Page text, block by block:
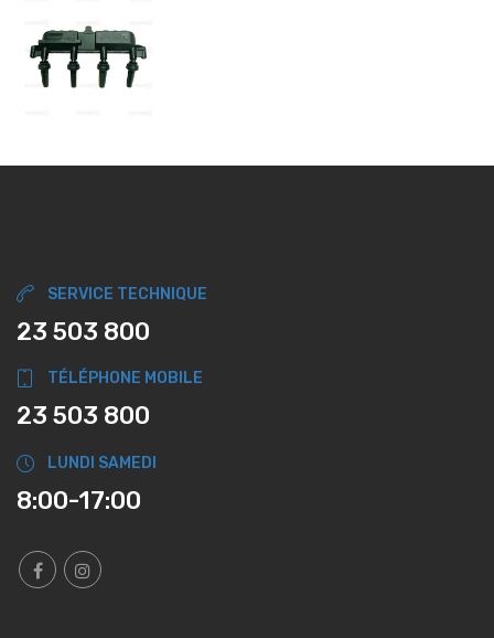
SERVICE TECHNIQUE
23 503 800
TÉLÉPHONE MOBILE
23 503 800
LUNDI SAMEDI
8:00-17:00